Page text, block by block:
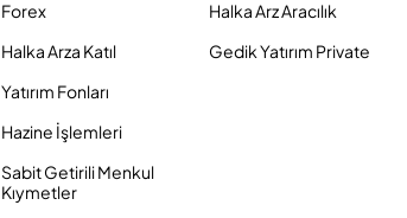
Forex
Halka Arza Katıl
Yatırım Fonları
Hazine İşlemleri
Sabit Getirili Menkul
Kıymetler
Halka Arz Aracılık
Gedik Yatırım Private